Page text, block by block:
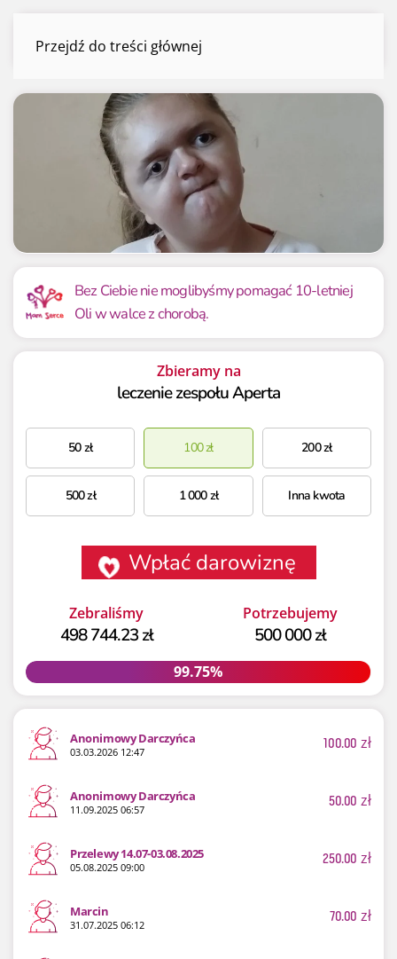
Przejdź do treści głównejOla Lewandowska
Mamy już
498 744.23 zł
Potrzebujemy
500 000 zł
99.75% 99.75%
Bez Ciebie nie moglibyśmy pomagać 10-letniej
Oli w walce z chorobą.
Zbieramy na
leczenie zespołu Aperta
50zł 100zł 200zł
500zł 1 000zł Inna kwota
Wpłać darowiznę
Zebraliśmy
498 744.23 zł
Potrzebujemy
500 000 zł
99.75%
99.75%
Anonimowy Darczyńca
03.03.2026 12:47 100.00 zł
Anonimowy Darczyńca
11.09.2025 06:57 50.00 zł
Przelewy 14.07-03.08.2025
05.08.2025 09:00 250.00 zł
Marcin
31.07.2025 06:12 70.00 zł